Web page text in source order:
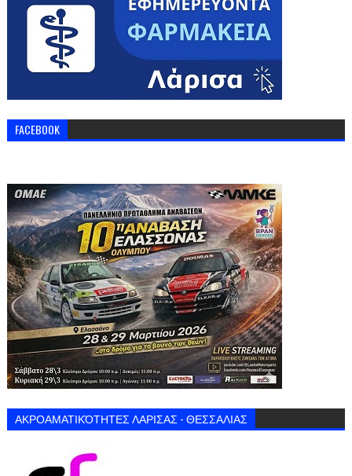
FACEBOOK
ΑΚΡΟΑΜΑΤΙΚΌΤΗΤΕΣ ΛΑΡΙΣΑΣ - ΘΕΣΣΑΛΙΑΣ